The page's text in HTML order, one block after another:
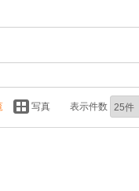
写真 表示件数